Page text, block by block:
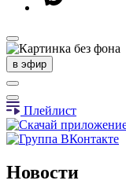
в эфир
Плейлист
Новости